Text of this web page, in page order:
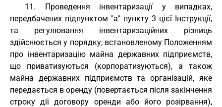
11. Проведення інвентаризації у випадках,
передбачених підпунктом "а" пункту 3 цієї Інструкції,
та регулювання інвентаризаційних різниць
здійснюється у порядку, встановленому Положенням
про інвентаризацію майна державних підприємств,
що приватизуються (корпоратизуються), а також
майна державних підприємств та організацій, яке
передається в оренду (повертається після закінчення
строку дії договору оренди або його розірвання),